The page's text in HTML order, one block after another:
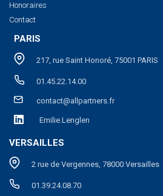
Honoraires
Contact
PARIS
217, rue Saint Honoré, 75001 PARIS
01.45.22.14.00
contact@allpartners.fr
Emilie.Lenglen
VERSAILLES
2 rue de Vergennes, 78000 Versailles
01.39.24.08.70